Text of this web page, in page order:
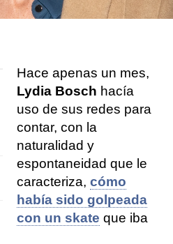
Hace apenas un mes,
Lydia Bosch hacía
uso de sus redes para
contar, con la
naturalidad y
espontaneidad que le
caracteriza, cómo
había sido golpeada
con un skate que iba